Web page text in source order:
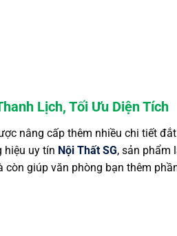
Lịch, Tối Ưu Diện Tích
nâng cấp thêm nhiều chi tiết
hiệu uy tín Nội Thất SG, sản phẩm
giúp văn phòng bạn thêm